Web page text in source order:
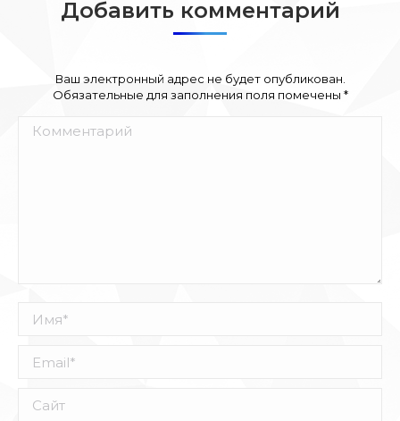
Добавить комментарий
Ваш электронный адрес не будет опубликован.
Обязательные для заполнения поля помечены *
Комментарий
Имя *
Email *
Сайт